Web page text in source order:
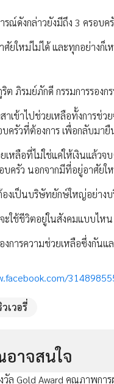
รณ์ดังกล่าวยังมีถึง 3 ครอบ
ยใหม่ไม่ได้ และทุกอย่างก็
ต ภิรมย์ภักดี กรรมการรอง
าเข้าไปช่วยเหลือทั้งการ
บครัวที่ต้องการ เพื่อกลับมา
เหลือที่ไม่ใช่แค่ให้เงินแล้วจ
บครัว นอกจากมีที่อยู่อาศัยใ
องเป็นบริษัทยักษ์ใหญ่อย่าง
จะใช้ชีวิตอยู่ในสังคมแบบไห
การความช่วยเหลือซึ่งกัน
เวอรี่
อาจสนใจ